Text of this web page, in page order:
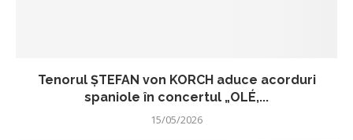
Tenorul ŞTEFAN von KORCH aduce acorduri
spaniole în concertul „OLÉ,...
15/05/2026